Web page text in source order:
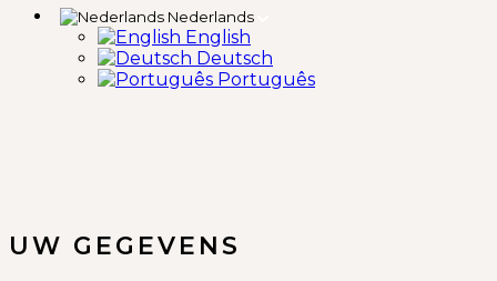
Nederlands
English
Deutsch
Português
UW GEGEVENS